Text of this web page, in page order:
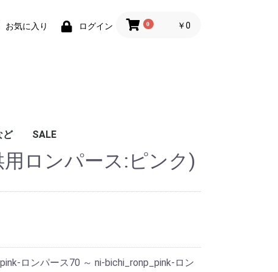
お気に入り ログイン 0 ￥0
ど SALE
ロンパース:ピンク)
ロンパース70 ～ ni-bichi_ronp_pink-ロン